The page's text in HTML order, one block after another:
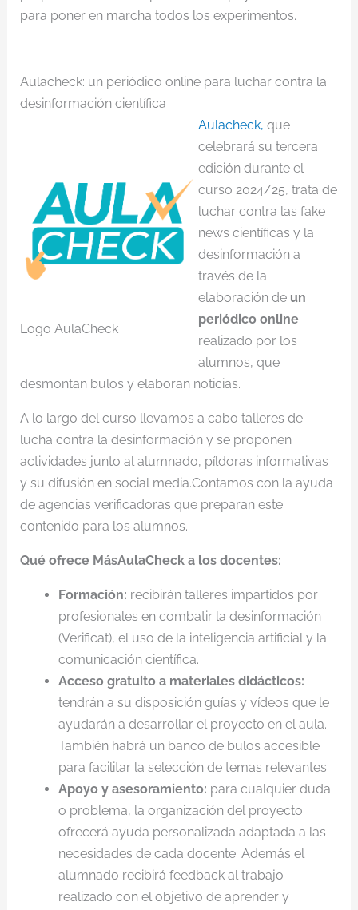
para poner en marcha todos los experimentos.
Aulacheck: un periódico online para luchar contra la
desinformación científica
Logo AulaCheck
Aulacheck, que
celebrará su tercera
edición durante el
curso 2024/25, trata de
luchar contra las fake
news científicas y la
desinformación a
través de la
elaboración deun
periódico online
realizado por los
alumnos, que
desmontan bulos y elaboran noticias.
A lo largo del curso llevamos a cabo talleres de
lucha contra la desinformación y se proponen
actividades junto al alumnado, píldoras informativas
y su difusión en social media.Contamos con la ayuda
de agencias verificadoras que preparan este
contenido para los alumnos.
Qué ofrece MásAulaCheck a los docentes:
Formación: recibirán talleres impartidos por
profesionales en combatir la desinformación
(Verificat), el uso de la inteligencia artificial y la
comunicación científica.
Acceso gratuito a materiales didácticos:
tendrán a su disposición guías y vídeos que le
ayudarán a desarrollar el proyecto en el aula.
También habrá un banco de bulos accesible
para facilitar la selección de temas relevantes.
Apoyo y asesoramiento: para cualquier duda
o problema, la organización del proyecto
ofrecerá ayuda personalizada adaptada a las
necesidades de cada docente. Además el
alumnado recibirá feedback al trabajo
realizado con el objetivo de aprender y